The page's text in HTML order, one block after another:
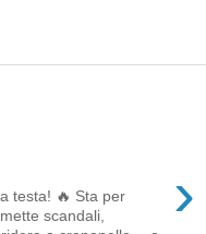
›
testa! 🔥 Sta per
scandali,